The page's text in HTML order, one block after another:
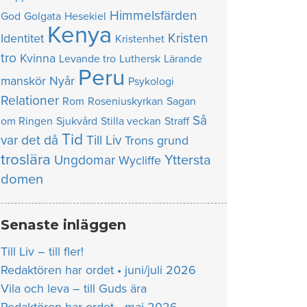
God Golgata Hesekiel Himmelsfärden
Identitet Kenya Kristenhet Kristen
tro Kvinna Levande tro Luthersk Lärande
manskör Nyår Peru Psykologi
Relationer Rom Roseniuskyrkan Sagan
om Ringen Sjukvård Stilla veckan Straff Så
var det då Tid Till Liv Trons grund
troslära Ungdomar Wycliffe Yttersta
domen
Senaste inläggen
Till Liv – till fler!
Redaktören har ordet • juni/juli 2026
Vila och leva – till Guds ära